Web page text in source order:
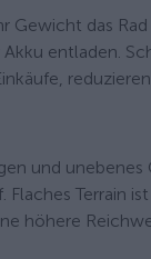
Gewicht das
entladen.
und unebenes
Flaches Terrain
höhere